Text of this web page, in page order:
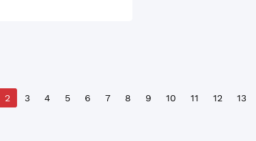
2 3 4 5 6 7 8 9 10 11 12 13